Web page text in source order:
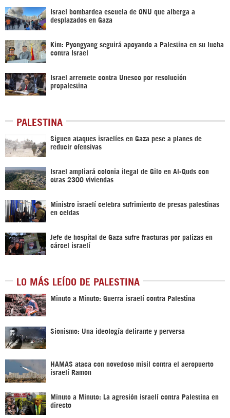
Israel bombardea escuela de ONU que alberga a
desplazados en Gaza
Kim: Pyongyang seguirá apoyando a Palestina en su lucha
contra Israel
Israel arremete contra Unesco por resolución
propalestina
PALESTINA
Siguen ataques israelíes en Gaza pese a planes de
reducir ofensivas
Israel ampliará colonia ilegal de Gilo en Al-Quds con
otras 2300 viviendas
Ministro israelí celebra sufrimiento de presas palestinas
en celdas
Jefe de hospital de Gaza sufre fracturas por palizas en
cárcel israelí
LO MÁS LEÍDO DE PALESTINA
Minuto a Minuto: Guerra israelí contra Palestina
Sionismo: Una ideología delirante y perversa
HAMAS ataca con novedoso misil contra el aeropuerto
israelí Ramon
Minuto a Minuto: La agresión israelí contra Palestina en
directo